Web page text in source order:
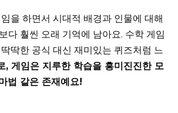
을 하면서 시대적 배경과 인물에 대해
다 훨씬 오래 기억에 남아요. 수학 게임
딱한 공식 대신 재미있는 퀴즈처럼 느
, 게임은 지루한 학습을 흥미진진한 모
법 같은 존재예요!